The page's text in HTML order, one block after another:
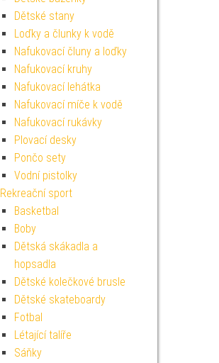
Dětské stany
Loďky a člunky k vodě
Nafukovací čluny a loďky
Nafukovací kruhy
Nafukovací lehátka
Nafukovací míče k vodě
Nafukovací rukávky
Plovací desky
Pončo sety
Vodní pistolky
Rekreační sport
Basketbal
Boby
Dětská skákadla a
hopsadla
Dětské kolečkové brusle
Dětské skateboardy
Fotbal
Létající talíře
Sáňky